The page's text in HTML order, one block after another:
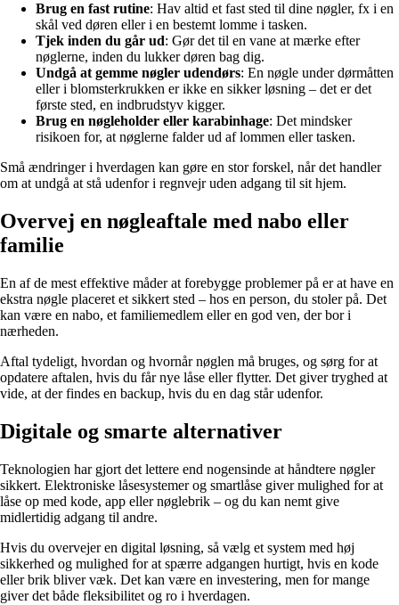
Brug en fast rutine: Hav altid et fast sted til dine nøgler, fx i en
skål ved døren eller i en bestemt lomme i tasken.
Tjek inden du går ud: Gør det til en vane at mærke efter
nøglerne, inden du lukker døren bag dig.
Undgå at gemme nøgler udendørs: En nøgle under dørmåtten
eller i blomsterkrukken er ikke en sikker løsning – det er det
første sted, en indbrudstyv kigger.
Brug en nøgleholder eller karabinhage: Det mindsker
risikoen for, at nøglerne falder ud af lommen eller tasken.
Små ændringer i hverdagen kan gøre en stor forskel, når det handler
om at undgå at stå udenfor i regnvejr uden adgang til sit hjem.
Overvej en nøgleaftale med nabo eller
familie
En af de mest effektive måder at forebygge problemer på er at have en
ekstra nøgle placeret et sikkert sted – hos en person, du stoler på. Det
kan være en nabo, et familiemedlem eller en god ven, der bor i
nærheden.
Aftal tydeligt, hvordan og hvornår nøglen må bruges, og sørg for at
opdatere aftalen, hvis du får nye låse eller flytter. Det giver tryghed at
vide, at der findes en backup, hvis du en dag står udenfor.
Digitale og smarte alternativer
Teknologien har gjort det lettere end nogensinde at håndtere nøgler
sikkert. Elektroniske låsesystemer og smartlåse giver mulighed for at
låse op med kode, app eller nøglebrik – og du kan nemt give
midlertidig adgang til andre.
Hvis du overvejer en digital løsning, så vælg et system med høj
sikkerhed og mulighed for at spærre adgangen hurtigt, hvis en kode
eller brik bliver væk. Det kan være en investering, men for mange
giver det både fleksibilitet og ro i hverdagen.